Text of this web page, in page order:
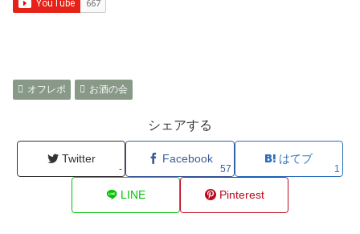
オフレポ お酒の会
シェアする
Twitter
-
Facebook
57
はてブ
1
LINE Pinterest